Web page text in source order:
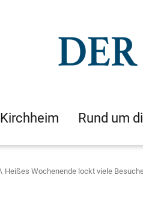
Kirchheim Rund um
Heißes Wochenende lockt viele